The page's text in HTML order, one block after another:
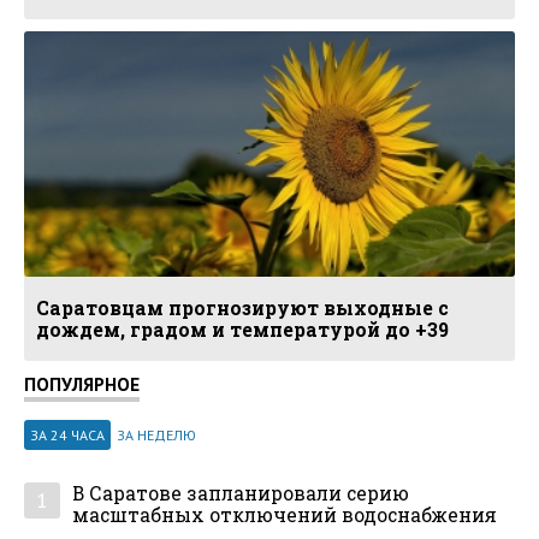
Саратовцам прогнозируют выходные с
дождем, градом и температурой до +39
ПОПУЛЯРНОЕ
ЗА 24 ЧАСА ЗА НЕДЕЛЮ
1
В Саратове запланировали серию
масштабных отключений водоснабжения